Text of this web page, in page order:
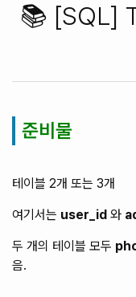
📚 [SQL]
준비물
테이블 2개 또는 3개
여기서는 user_id 와
두 개의 테이블 모두
음.